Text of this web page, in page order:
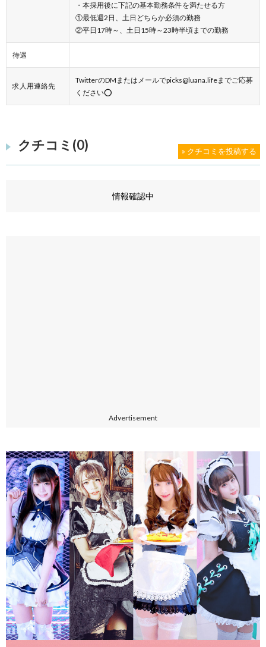
・本採用後に下記の基本勤務条件を満たせる方
①最低週2日、土日どちらか必須の勤務
②平日17時～、土日15時～23時半頃までの勤務
待遇
求人用連絡先
TwitterのDMまたはメールでpicks@luana.lifeまでご応募
ください⭕️
クチコミ(0) » クチコミを投稿する
情報確認中
Advertisement